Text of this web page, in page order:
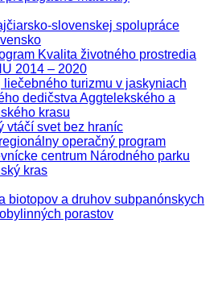
slovenskej spolupráce
Kvalita životného prostredia
2014 – 2020
liečebného turizmu v jaskyniach
dedičstva Aggtelekského a
krasu
vtáčí svet bez hraníc
operačný program
centrum Národného parku
kras
biotopov a druhov subpanónskych
porastov